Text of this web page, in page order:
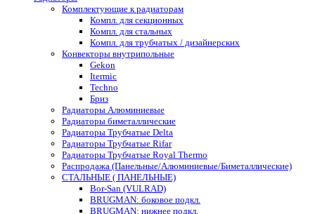
Комплектующие к радиаторам
Компл. для секционных
Компл. для стальных
Компл. для трубчатых / дизайнерских
Конвекторы внутрипольные
Gekon
Itermic
Techno
Бриз
Радиаторы Алюминиевые
Радиаторы биметаллические
Радиаторы Трубчатые Delta
Радиаторы Трубчатые Rifar
Радиаторы Трубчатые Royal Thermo
Распродажа (Панельные/Алюминиевые/Биметаллические)
СТАЛЬНЫЕ ( ПАНЕЛЬНЫЕ)
Bor-San (VULRAD)
BRUGMAN: боковое подкл.
BRUGMAN: нижнее подкл.